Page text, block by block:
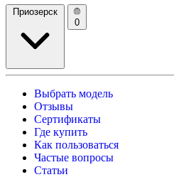
Приозерск
0
Выбрать модель
Отзывы
Сертификаты
Где купить
Как пользоваться
Частые вопросы
Статьи